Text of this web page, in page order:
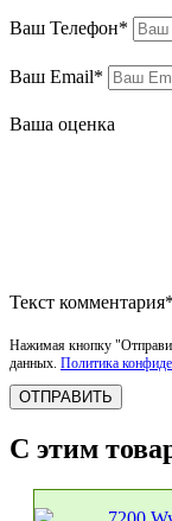
Ваш Телефон*
Ваш Email*
Ваша оценка
Текст комментария*
Нажимая кнопку
данных. Политика
ОТПРАВИТЬ
С этим